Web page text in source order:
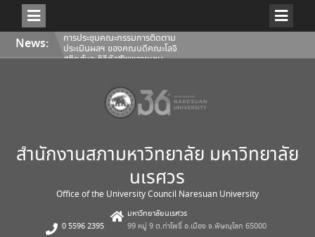
Skip
content
News: การประชุมคณะกรรมการติดตาม
ประเมินผลฯ ของคณบดีคณะโลจิ
สติกส์และดิจิทัลซัพพลายเชน
ครั้งที่ 350 (8/2569) วันเสาร์ที่ 1
สิงหาคม 2569
การประชุมคณะกรรมการติดตาม
ประเมินผลฯ ของคณบดีคณะ
สำนักงานสภามหาวิทยาลัย มหาวิทยาลัย
นเรศวร
Office of the University Council Naresuan University
0 5596 2395
มหาวิทยาลัยนเรศวร
99 หมู่ 9 ต.ท่าโพธิ์ อ.เมือง จ.พิษณุโลก 65000